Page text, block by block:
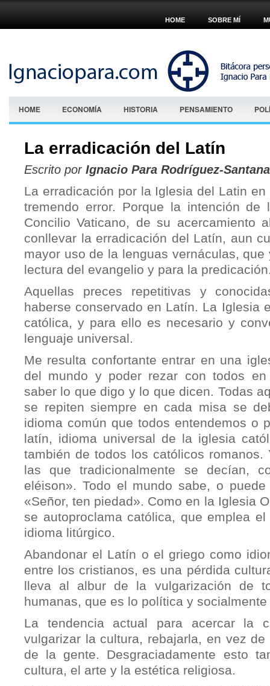
HOME SOBRE MÍ
HOME ECONOMÍA HISTORIA PENSAMIENTO
La erradicación del Latín
Escrito por Ignacio Para Rodríguez-Santana
La erradicación por la Iglesia del Latin
tremendo error. Porque la intención
Concilio Vaticano, de su acercamiento
conllevar la erradicación del Latín, aun
mayor uso de la lenguas vernáculas,
lectura del evangelio y para la
Aquellas preces repetitivas y
haberse conservado en Latín. La Iglesia
católica, y para ello es necesario y
lenguaje universal.
Me resulta confortante entrar en una
del mundo y poder rezar con todos
saber lo que digo y lo que dicen. Todas
se repiten siempre en cada misa se
idioma común que todos entendemos o
latín, idioma universal de la iglesia
también de todos los católicos romanos.
las que tradicionalmente se decían,
eléison». Todo el mundo sabe, o
«Señor, ten piedad». Como en la Iglesia
se autoproclama católica, que emplea
idioma litúrgico.
Abandonar el Latín o el griego como
entre los cristianos, es una pérdida
lleva al albur de la vulgarización de
humanas, que es lo política y
La tendencia actual para acercar la
vulgarizar la cultura, rebajarla, en vez
de la gente. Desgraciadamente esto
cultura, el arte y la estética religiosa.